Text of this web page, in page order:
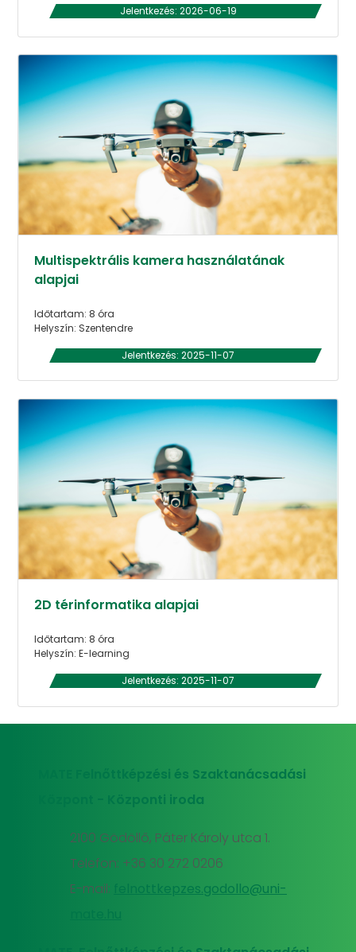
Jelentkezés: 2026-06-19
Multispektrális kamera használatának
alapjai
Időtartam: 8 óra
Helyszín: Szentendre
Jelentkezés: 2025-11-07
2D térinformatika alapjai
Időtartam: 8 óra
Helyszín: E-learning
Jelentkezés: 2025-11-07
MATE Felnőttképzési és Szaktanácsadási
Központ - Központi iroda
2100 Gödöllő, Páter Károly utca 1.
Telefon: +36 30 272 0206
E-mail:
felnottkepzes.godollo@uni-